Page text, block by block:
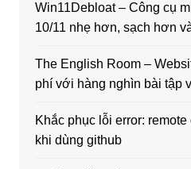
Win11Debloat – Công cụ
10/11 nhẹ hơn, sạch hơn
The English Room –
phí với hàng nghìn bài tập
Khắc phục lỗi error:
khi dùng github